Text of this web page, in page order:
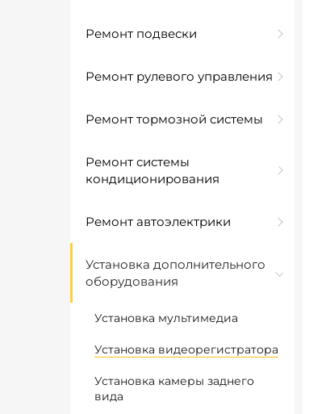
Ремонт подвески
Ремонт рулевого управления
Ремонт тормозной системы
Ремонт системы
кондиционирования
Ремонт автоэлектрики
Установка дополнительного
оборудования
Установка мультимедиа
Установка видеорегистратора
Установка камеры заднего
вида